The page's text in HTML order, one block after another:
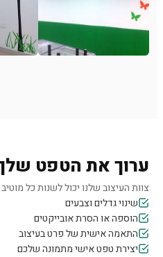
ערוך את הטפט
צוות העיצוב שלנו יכול לשנות כל
שינוי גדלים וצבעים
הוספה או הסרת אובייקטים
התאמה אישית של פרט בעיצוב
יצירת טפט אישי מתמונה שלכם